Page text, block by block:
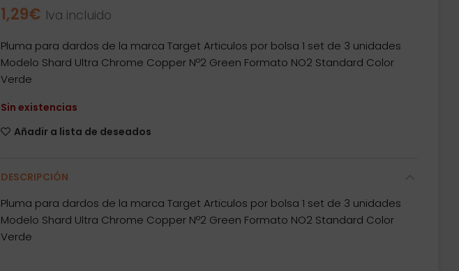
1,29€ Iva incluido
Pluma para dardos de la marca Target Articulos por bolsa 1 set de 3 unidades
Modelo Shard Ultra Chrome Copper Nº2 Green Formato NO2 Standard Color
Verde
Sin existencias
Añadir a lista de deseados
DESCRIPCIÓN
Pluma para dardos de la marca Target Articulos por bolsa 1 set de 3 unidades
Modelo Shard Ultra Chrome Copper Nº2 Green Formato NO2 Standard Color
Verde